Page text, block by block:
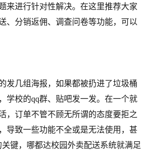
来进行针对性解决。在这里推荐大家
、分销返佣、调查问卷等功能，可以
发几组海报，如果都被扔进了垃圾桶
学校的qq群、贴吧发一发。在一个就
，订单不管不顾无所谓的态度要拒之
导致一些功能不全或是无法使用，甚
键，哪都达校园外卖配送系统就满足